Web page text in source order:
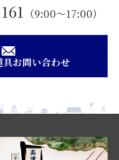
（9:00〜17:00）
具お問い合わせ